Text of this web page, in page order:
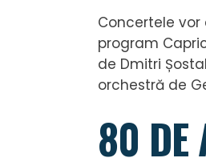
Concertele vor
program
de Dmitri
orchestră de
80 DE